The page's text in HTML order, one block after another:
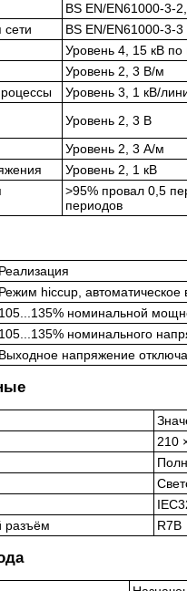
BS EN/EN61000-3-
BS EN/EN61000-3-3
Уровень 4, 15 кВ по
Уровень 2, 3 В/м
Уровень 3, 1 кВ/
Уровень 2, 3 В
Уровень 2, 3 А/м
Уровень 2, 1 кВ
>95% провал 0,5
периодов
Реализация
Режим hiccup, автоматическое
105...135% номинальной
105...135% номинального
Выходное напряжение
210
разъём
R7B